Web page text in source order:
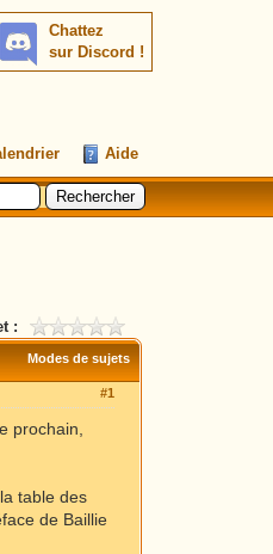
Chattez
sur Discord !
Aide
:
Modes de sujets
#1
prochain,
table des
de Baillie